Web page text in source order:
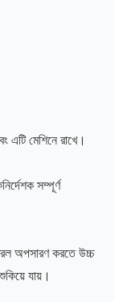
এটি মেশিনে রাখে।
সম্পূর্ণ
অপসারণ করতে উচ্চ
যায়।